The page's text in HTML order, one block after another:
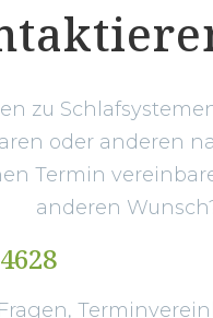
zu
oder anderen
Termin
anderen